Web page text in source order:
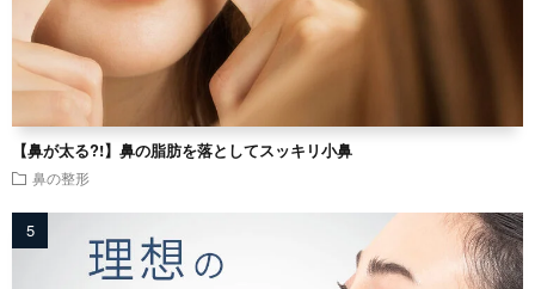
【鼻が太る?!】鼻の脂肪を落としてスッキリ小鼻
鼻の整形